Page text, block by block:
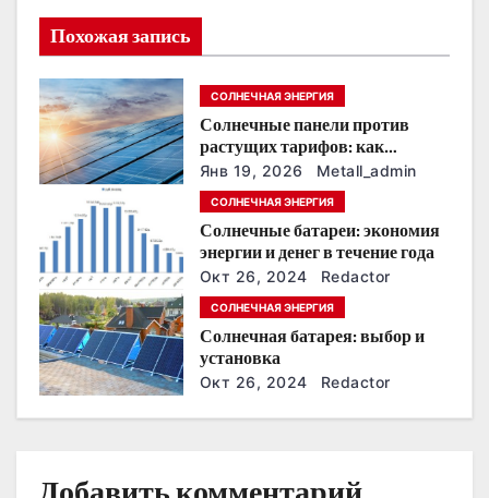
и
я
п
о
а
п
и
с
м
Похожая запись
СОЛНЕЧНАЯ ЭНЕРГИЯ
Солнечные панели против
растущих тарифов: как
сохранить
энергонезависимость в
ближайшие годы
Янв 19, 2026 Metall_admin
СОЛНЕЧНАЯ ЭНЕРГИЯ
Солнечные батареи: экономия
энергии и денег в течение года
Окт 26, 2024 Redactor
СОЛНЕЧНАЯ ЭНЕРГИЯ
Солнечная батарея: выбор и
установка
Окт 26, 2024 Redactor